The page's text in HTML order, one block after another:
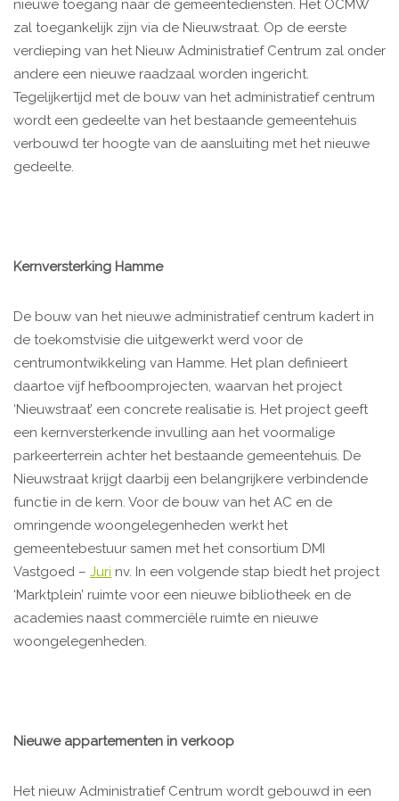
nieuwe toegang naar de gemeentediensten. Het OCMW
zal toegankelijk zijn via de Nieuwstraat. Op de eerste
verdieping van het Nieuw Administratief Centrum zal onder
andere een nieuwe raadzaal worden ingericht.
Tegelijkertijd met de bouw van het administratief centrum
wordt een gedeelte van het bestaande gemeentehuis
verbouwd ter hoogte van de aansluiting met het nieuwe
gedeelte.
Kernversterking Hamme
De bouw van het nieuwe administratief centrum kadert in
de toekomstvisie die uitgewerkt werd voor de
centrumontwikkeling van Hamme. Het plan definieert
daartoe vijf hefboomprojecten, waarvan het project
‘Nieuwstraat’ een concrete realisatie is. Het project geeft
een kernversterkende invulling aan het voormalige
parkeerterrein achter het bestaande gemeentehuis. De
Nieuwstraat krijgt daarbij een belangrijkere verbindende
functie in de kern. Voor de bouw van het AC en de
omringende woongelegenheden werkt het
gemeentebestuur samen met het consortium DMI
Vastgoed – Juri nv. In een volgende stap biedt het project
‘Marktplein’ ruimte voor een nieuwe bibliotheek en de
academies naast commerciële ruimte en nieuwe
woongelegenheden.
Nieuwe appartementen in verkoop
Het nieuw Administratief Centrum wordt gebouwd in een